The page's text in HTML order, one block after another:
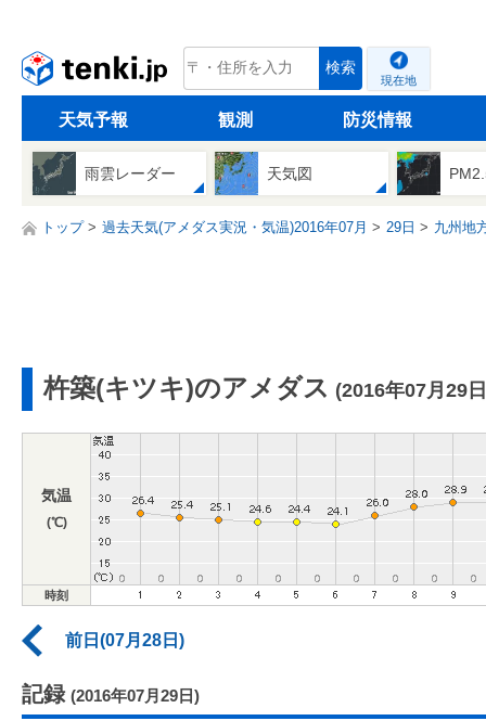
tenki.jp 検索
現在地
天気予報 観測 防災情報
雨雲レーダー 天気図
トップ 過去天気(アメダス実況・気温)2016年07月 29日 九州地
杵築(キツキ)のアメダス (2016年07月29
気温
(℃)
時刻
前日(07月28日)
記録 (2016年07月29日)